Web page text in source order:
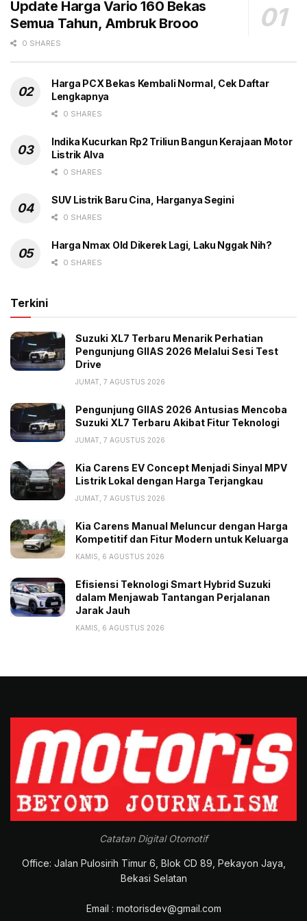
(BBN) di sejumlah provinsi.
Update Harga Vario 160 Bekas
Semua Tahun, Ambruk Brooo
0 SHARES
Harga PCX Bekas Kembali Normal, Cek Daftar
Lengkapnya
0 SHARES
Indika Kucurkan Rp2 Triliun Bangun Kerajaan Motor
Listrik Alva
0 SHARES
SUV Listrik Baru Cina, Harganya Segini
0 SHARES
Harga Nmax Old Dikerek Lagi, Laku Nggak Nih?
0 SHARES
Terkini
Suzuki XL7 Terbaru Menarik Perhatian
Pengunjung GIIAS 2026 Melalui Sesi Test
Drive
JUMAT, 7 AGUSTUS 2026
Pengunjung GIIAS 2026 Antusias Mencoba
Suzuki XL7 Terbaru Akibat Fitur Teknologi
JUMAT, 7 AGUSTUS 2026
Kia Carens EV Concept Menjadi Sinyal MPV
Listrik Lokal dengan Harga Terjangkau
JUMAT, 7 AGUSTUS 2026
Kia Carens Manual Meluncur dengan Harga
Kompetitif dan Fitur Modern untuk Keluarga
KAMIS, 6 AGUSTUS 2026
Efisiensi Teknologi Smart Hybrid Suzuki
dalam Menjawab Tantangan Perjalanan
Jarak Jauh
KAMIS, 6 AGUSTUS 2026
Catatan Digital Otomotif
Office: Jalan Pulosirih Timur 6, Blok CD 89, Pekayon Jaya,
Bekasi Selatan
Email : motorisdev@gmail.com